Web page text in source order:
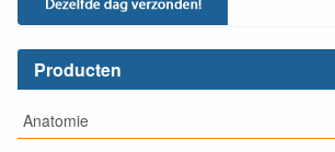
Producten
Anatomie